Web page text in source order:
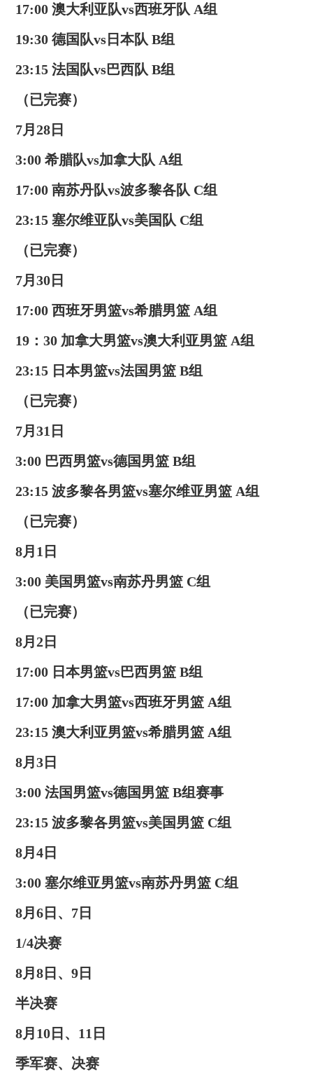
17:00 澳大利亚队vs西班牙队 A组
19:30 德国队vs日本队 B组
23:15 法国队vs巴西队 B组
（已完赛）
7月28日
3:00 希腊队vs加拿大队 A组
17:00 南苏丹队vs波多黎各队 C组
23:15 塞尔维亚队vs美国队 C组
（已完赛）
7月30日
17:00 西班牙男篮vs希腊男篮 A组
19：30 加拿大男篮vs澳大利亚男篮 A组
23:15 日本男篮vs法国男篮 B组
（已完赛）
7月31日
3:00 巴西男篮vs德国男篮 B组
23:15 波多黎各男篮vs塞尔维亚男篮 A组
（已完赛）
8月1日
3:00 美国男篮vs南苏丹男篮 C组
（已完赛）
8月2日
17:00 日本男篮vs巴西男篮 B组
17:00 加拿大男篮vs西班牙男篮 A组
23:15 澳大利亚男篮vs希腊男篮 A组
8月3日
3:00 法国男篮vs德国男篮 B组赛事
23:15 波多黎各男篮vs美国男篮 C组
8月4日
3:00 塞尔维亚男篮vs南苏丹男篮 C组
8月6日、7日
1/4决赛
8月8日、9日
半决赛
8月10日、11日
季军赛、决赛